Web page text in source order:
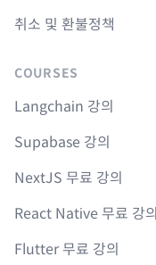
취소 및 환불정책
COURSES
Langchain 강의
Supabase 강의
NextJS 무료 강의
React Native 무료 강의
Flutter 무료 강의